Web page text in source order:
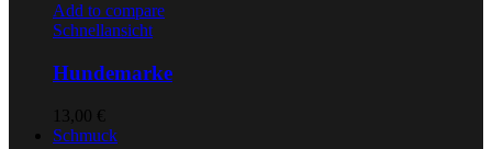
Add to compare
Schnellansicht
Hundemarke
13,00 €
Schmuck